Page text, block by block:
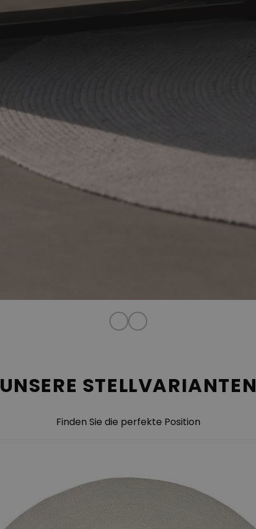
UNSERE STELLVARIANTEN
Finden Sie die perfekte Position